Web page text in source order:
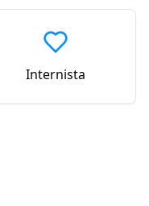
Internista